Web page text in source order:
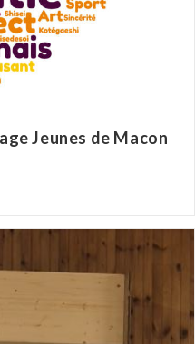
Jeunes de Macon